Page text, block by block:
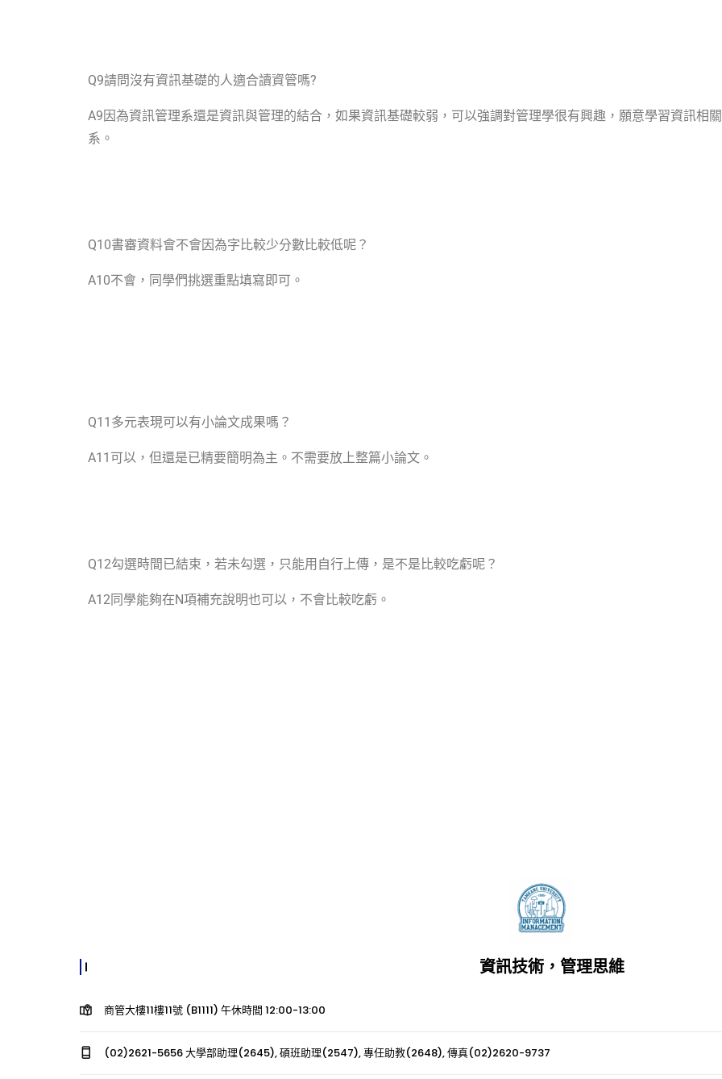
Q9請問沒有資訊基礎的人適合讀資管嗎?
A9因為資訊管理系還是資訊與管理的結合，如果資訊基礎較弱，可以強調對管理學很有興趣，願意學習資訊相
系。
Q10書審資料會不會因為字比較少分數比較低呢？
A10不會，同學們挑選重點填寫即可。
Q11 多元表現可以有小論文成果嗎？
A11 可以，但還是已精要簡明為主。不需要放上整篇小論文。
Q12勾選時間已結束，若未勾選，只能用自行上傳，是不是比較吃虧呢？
A12同學能夠在N項補充說明也可以，不會比較吃虧。
資訊技術，管理思維
商管大樓11樓11號 (B1111) 午休時間 12:00-13:00
(02)2621-5656 大學部助理(2645), 碩班助理(2547), 專任助教(2648), 傳真(02)2620-9737